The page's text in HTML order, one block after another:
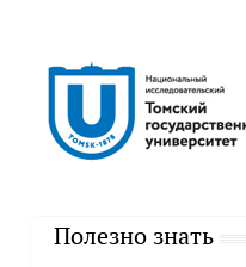
Полезно знать